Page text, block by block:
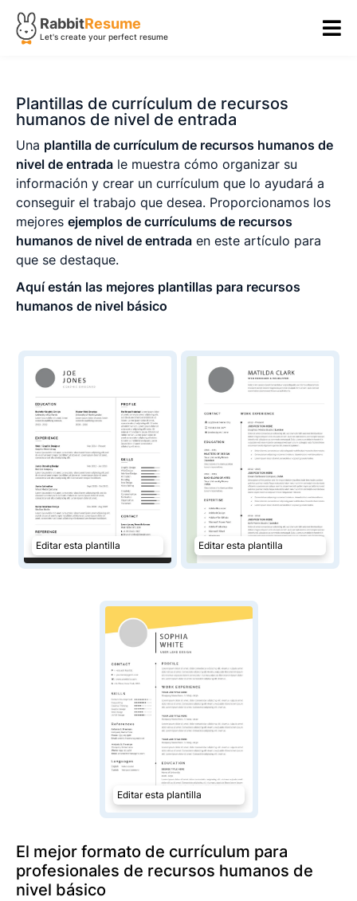
RabbitResume
Let's create your perfect resume
Plantillas de currículum de recursos
humanos de nivel de entrada
Una plantilla de currículum de recursos humanos de
nivel de entrada le muestra cómo organizar su
información y crear un currículum que lo ayudará a
conseguir el trabajo que desea. Proporcionamos los
mejores ejemplos de currículums de recursos
humanos de nivel de entrada en este artículo para
que se destaque.
Aquí están las mejores plantillas para recursos
humanos de nivel básico
Editar esta plantilla Editar esta plantilla
Editar esta plantilla
El mejor formato de currículum para
profesionales de recursos humanos de
nivel básico